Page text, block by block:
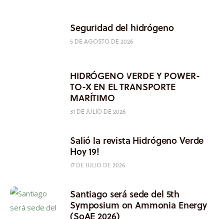
Seguridad del hidrógeno
5 DE AGOSTO DE 2026
HIDRÓGENO VERDE Y POWER-
TO-X EN EL TRANSPORTE
MARÍTIMO
31 DE JULIO DE 2026
Salió la revista Hidrógeno Verde
Hoy 19!
17 DE JULIO DE 2026
Santiago será sede del 5th
Symposium on Ammonia Energy
(SoAE 2026)